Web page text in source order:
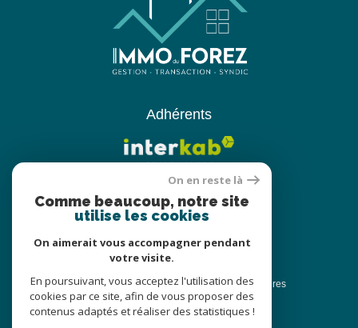
Adhérents
© 2022 Tous droits réservés
Traduction powered by Google Nos honoraires
Plan du site Nos honoraires
On en reste là
Comme beaucoup, notre site
utilise les cookies
On aimerait vous accompagner pendant
votre visite.
En poursuivant, vous acceptez l'utilisation des
cookies par ce site, afin de vous proposer des
contenus adaptés et réaliser des statistiques !